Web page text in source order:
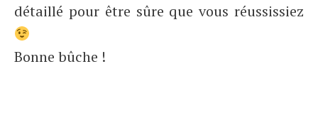
détaillé pour être sûre que vous réussissiez
Bonne bûche !